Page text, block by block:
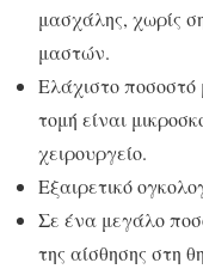
μασχάλης, χωρίς
μαστών.
Ελάχιστο ποσοστό
τομή είναι
χειρουργείο.
Εξαιρετικό
Σε ένα μεγάλο
της αίσθησης στη